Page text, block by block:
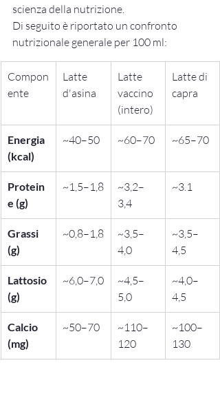
scienza della nutrizione.
Di seguito è riportato un confronto
nutrizionale generale per 100 ml:
Compon
ente
Latte
d'asina
Latte
vaccino
(intero)
Latte di
capra
Energia
(kcal)
~40–50 ~60–70 ~65–70
Protein
e (g)
~1,5–1,8
~3,2–
3,4
~3.1
Grassi
(g)
~0,8–1,8
~3,5–
4,0
~3,5–
4,5
Lattosio
(g)
~6,0–7,0
~4,5–
5,0
~4,0–
4,5
Calcio
(mg)
~50–70
~110–
120
~100–
130